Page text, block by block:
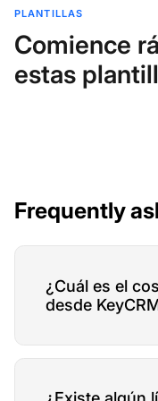
PLANTILLAS
Comience
estas
Frequently
¿Cuál es el
desde